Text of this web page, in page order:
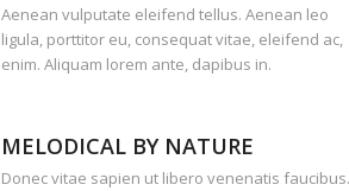
Aenean vulputate eleifend tellus. Aenean leo
ligula, porttitor eu, consequat vitae, eleifend ac,
enim. Aliquam lorem ante, dapibus in.
MELODICAL BY NATURE
Donec vitae sapien ut libero venenatis faucibus.